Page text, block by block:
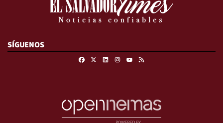
SÍGUENOS
FacebookLinkedinInstagram